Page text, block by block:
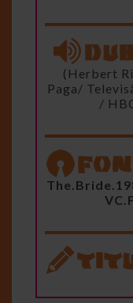
(Herbert
Paga/
/